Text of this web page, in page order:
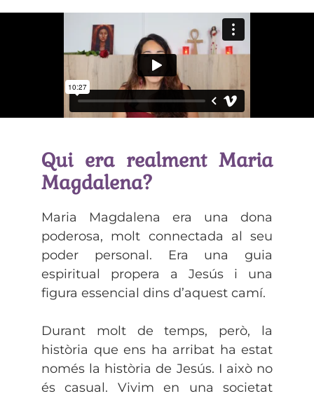
Qui era realment Maria
Magdalena?
Maria Magdalena era una dona
poderosa, molt connectada al seu
poder personal. Era una guia
espiritual propera a Jesús i una
figura essencial dins d’aquest camí.
Durant molt de temps, però, la
història que ens ha arribat ha estat
només la història de Jesús. I això no
és casual. Vivim en una societat